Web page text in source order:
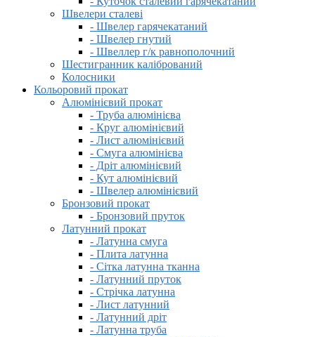
Швелери сталеві
- Швелер гарячекатаний
- Швелер гнутий
- Швеллер г/к равнополочний
Шестигранник калібрований
Колосники
Кольоровий прокат
Алюмінієвий прокат
- Труба алюмінієва
- Круг алюмінієвий
- Лист алюмінієвий
- Смуга алюмінієва
- Дріт алюмінієвий
- Кут алюмінієвий
- Швелер алюмінієвий
Бронзовий прокат
- Бронзовий пруток
Латунний прокат
- Латунна смуга
- Плита латунна
- Сітка латунна тканна
- Латунний пруток
- Стрічка латунна
- Лист латунний
- Латунний дріт
- Латунна труба